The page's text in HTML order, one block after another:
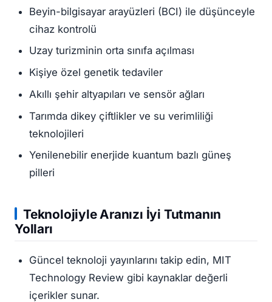
Beyin-bilgisayar arayüzleri (BCI) ile düşünceyle
cihaz kontrolü
Uzay turizminin orta sınıfa açılması
Kişiye özel genetik tedaviler
Akıllı şehir altyapıları ve sensör ağları
Tarımda dikey çiftlikler ve su verimliliği
teknolojileri
Yenilenebilir enerjide kuantum bazlı güneş
pilleri
Teknolojiyle Aranızı İyi Tutmanın
Yolları
Güncel teknoloji yayınlarını takip edin, MIT
Technology Review gibi kaynaklar değerli
içerikler sunar.